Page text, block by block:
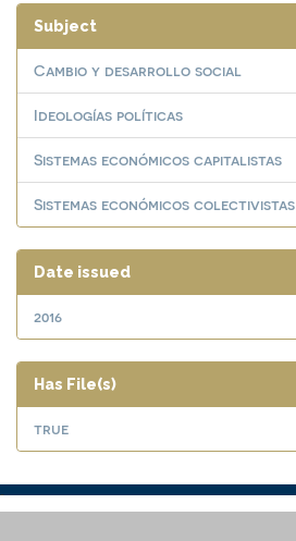
Subject
Cambio y desarrollo social
Ideologías políticas
Sistemas económicos capitalistas
Sistemas económicos colectivistas
Date issued
2016
Has File(s)
true